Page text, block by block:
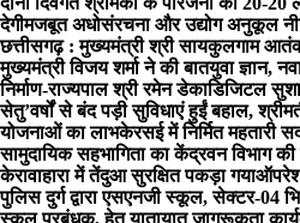
देगीमजबूत अधोसंरचना और उद्योग अनुकूल
छत्तीसगढ़ : मुख्यमंत्री श्री सायकुलगाम
मुख्यमंत्री विजय शर्मा ने की बातयुवा ज्ञान,
निर्माण-राज्यपाल श्री रमेन डेका​डिजिटल
सेतु’वर्षों से बंद पड़ी सुविधाएं हुईं बहाल,
योजनाओं का लाभकेरसई में निर्मित महतारी
सामुदायिक सहभागिता का केंद्रवन विभाग
केरावाहारा में तेंदुआ सुरक्षित पकड़ा गया
पुलिस दुर्ग द्वारा एसएनजी स्कूल, सेक्टर-04
स्कूल प्रबंधक, हेतु यातायात जागरूकता